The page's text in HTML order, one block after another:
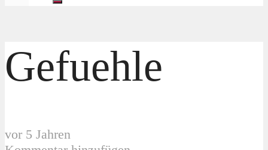
Gefuehle
vor 5 Jahren